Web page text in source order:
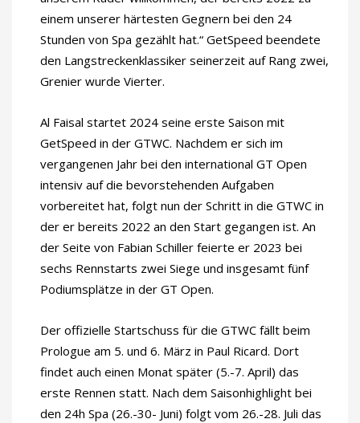
einem unserer härtesten Gegnern bei den 24
Stunden von Spa gezählt hat.“ GetSpeed beendete
den Langstreckenklassiker seinerzeit auf Rang zwei,
Grenier wurde Vierter.
Al Faisal startet 2024 seine erste Saison mit
GetSpeed in der GTWC. Nachdem er sich im
vergangenen Jahr bei den international GT Open
intensiv auf die bevorstehenden Aufgaben
vorbereitet hat, folgt nun der Schritt in die GTWC in
der er bereits 2022 an den Start gegangen ist. An
der Seite von Fabian Schiller feierte er 2023 bei
sechs Rennstarts zwei Siege und insgesamt fünf
Podiumsplätze in der GT Open.
Der offizielle Startschuss für die GTWC fällt beim
Prologue am 5. und 6. März in Paul Ricard. Dort
findet auch einen Monat später (5.-7. April) das
erste Rennen statt. Nach dem Saisonhighlight bei
den 24h Spa (26.-30- Juni) folgt vom 26.-28. Juli das